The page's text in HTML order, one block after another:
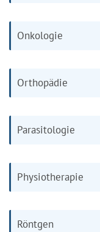
Onkologie
Orthopädie
Parasitologie
Physiotherapie
Röntgen